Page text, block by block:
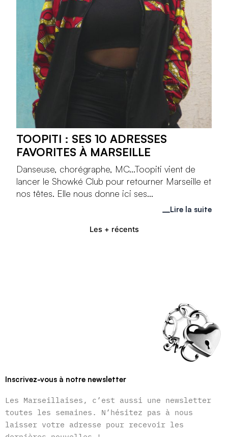
Les + récents
TOOPITI : SES 10 ADRESSES
FAVORITES À MARSEILLE
Danseuse, chorégraphe, MC...Toopiti vient de
lancer le Showké Club pour retourner Marseille et
nos têtes. Elle nous donne ici ses...
Lire la suite
Inscrivez-vous à notre newsletter
Les Marseillaises, c’est aussi une newsletter
toutes les semaines. N’hésitez pas à nous
laisser votre adresse pour recevoir les